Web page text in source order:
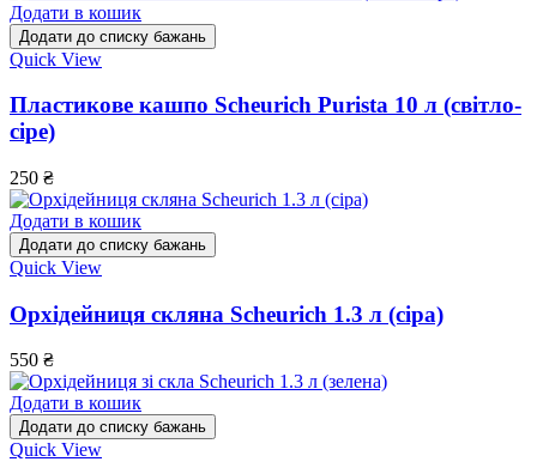
Додати в кошик
Додати до списку бажань
Quick View
Пластикове кашпо Scheurich Purista 10 л (світло-
сіре)
250 ₴
Додати в кошик
Додати до списку бажань
Quick View
Орхідейниця скляна Scheurich 1.3 л (сіра)
550 ₴
Додати в кошик
Додати до списку бажань
Quick View